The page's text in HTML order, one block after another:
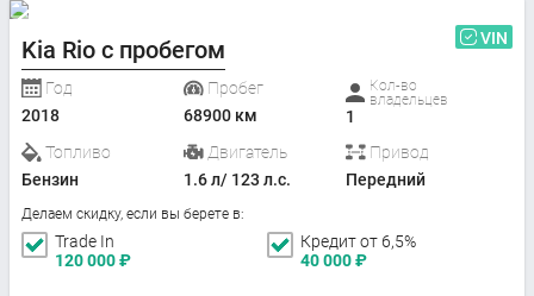
Kia Rio с пробегом VIN
Год
2018
Пробег
68900 км
Кол-во
владельцев
1
Топливо
Бензин
Двигатель
1.6 л/ 123 л.с.
Привод
Передний
Делаем скидку, если вы берете в:
Trade In
120 000₽
Кредит от 6,5%
40 000₽